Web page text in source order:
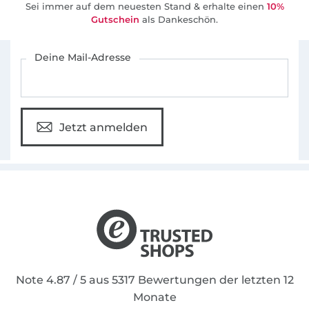
Sei immer auf dem neuesten Stand & erhalte einen 10%
Gutschein als Dankeschön.
Deine Mail-Adresse
Jetzt anmelden
Note 4.87 / 5 aus 5317 Bewertungen der letzten 12
Monate